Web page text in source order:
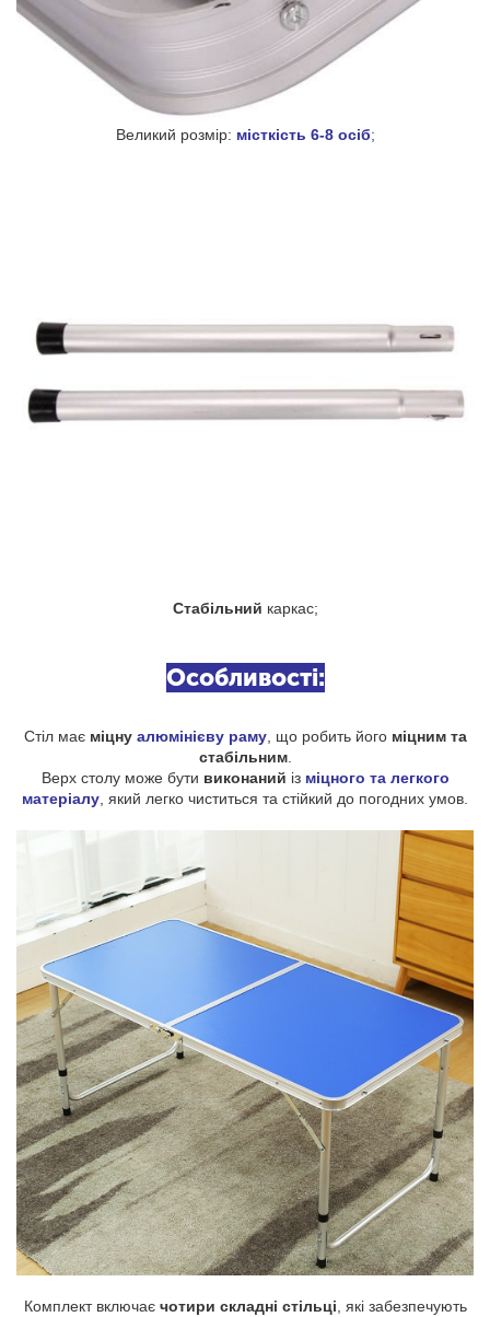
Великий розмір: місткість 6-8 осіб;
Стабільний каркас;
Особливості:
Стіл має міцну алюмінієву раму, що робить його міцним та
стабільним.
Верх столу може бути виконаний із міцного та легкого
матеріалу , який легко чиститься та стійкий до погодних умов.
Комплект включає чотири складні стільці , які забезпечують